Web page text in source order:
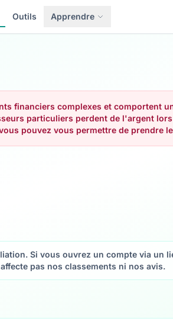
Outils Apprendre
financiers complexes et comportent
particuliers perdent de l'argent
pouvez vous permettre de prendre
Si vous ouvrez un compte via un
pas nos classements ni nos avis.